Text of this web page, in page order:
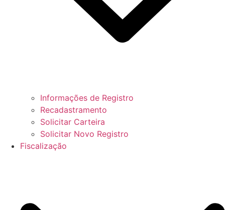
Informações de Registro
Recadastramento
Solicitar Carteira
Solicitar Novo Registro
Fiscalização